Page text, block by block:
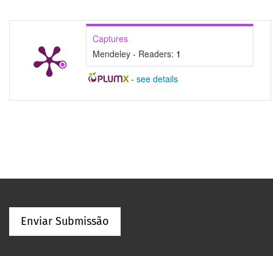
Captures
Mendeley - Readers: 1
- see details
Enviar Submissão